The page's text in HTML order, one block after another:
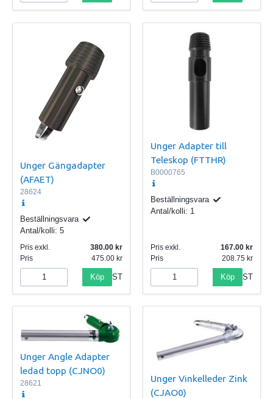
Unger Gängadapter
(AFAET)
28624
Beställningsvara
Antal/kolli: 5
Pris exkl.
380.00
Pris
475.00
Köp ST
Unger Adapter till
Teleskop (FTTHR)
B0000765
Beställningsvara
Antal/kolli: 1
Pris exkl.
167.00
Pris
208.75
Köp ST
Unger Angle Adapter
ledad topp (CJNO0)
28621
Unger Vinkelleder Zink
(CJAO0)